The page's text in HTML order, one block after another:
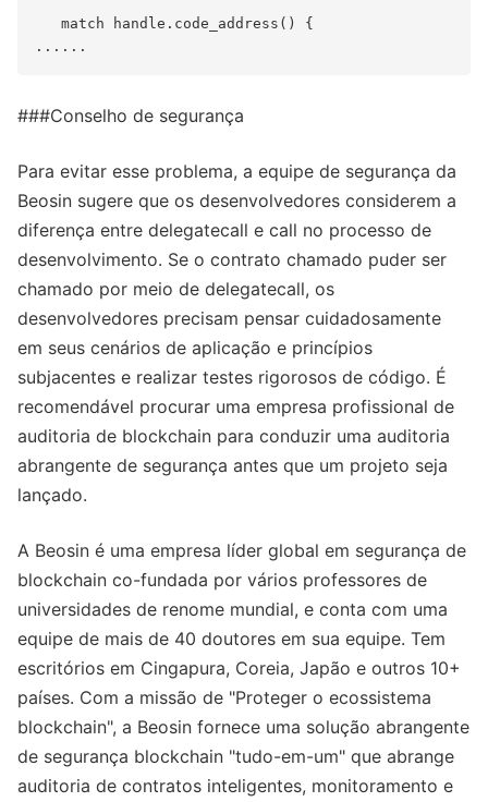
   match handle.code_address() {
###Conselho de segurança
Para evitar esse problema, a equipe de segurança da
Beosin sugere que os desenvolvedores considerem a
diferença entre delegatecall e call no processo de
desenvolvimento. Se o contrato chamado puder ser
chamado por meio de delegatecall, os
desenvolvedores precisam pensar cuidadosamente
em seus cenários de aplicação e princípios
subjacentes e realizar testes rigorosos de código. É
recomendável procurar uma empresa profissional de
auditoria de blockchain para conduzir uma auditoria
abrangente de segurança antes que um projeto seja
lançado.
A Beosin é uma empresa líder global em segurança de
blockchain co-fundada por vários professores de
universidades de renome mundial, e conta com uma
equipe de mais de 40 doutores em sua equipe. Tem
escritórios em Cingapura, Coreia, Japão e outros 10+
países. Com a missão de "Proteger o ecossistema
blockchain", a Beosin fornece uma solução abrangente
de segurança blockchain "tudo-em-um" que abrange
auditoria de contratos inteligentes, monitoramento e